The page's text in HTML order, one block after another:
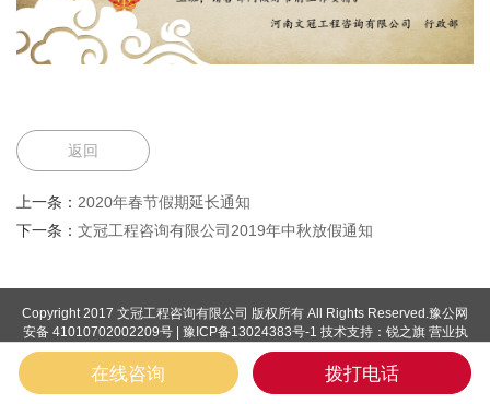
返回
上一条： 2020年春节假期延长通知
下一条： 文冠工程咨询有限公司2019年中秋放假通知
Copyright 2017 文冠工程咨询有限公司 版权所有 All Rights Reserved.豫公网
安备 41010702002209号| 豫ICP备13024383号-1 技术支持： 锐之旗 营业执
在线咨询 拨打电话